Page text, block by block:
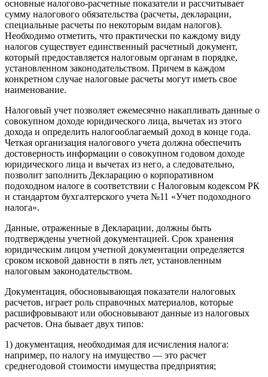
основные налогово-расчетные показатели и рассчитывает
сумму налогового обязательства (расчеты, декларации,
специальные расчеты по некоторым видам налогов).
Необходимо отметить, что практически по каждому виду
налогов существует единственный расчетный документ,
который предоставляется налоговым органам в порядке,
установленном законодательством. Причем в каждом
конкретном случае налоговые расчеты могут иметь свое
наименование.
Налоговый учет позволяет ежемесячно накапливать данные о
совокупном доходе юридического лица, вычетах из этого
дохода и определить налогооблагаемый доход в конце года.
Четкая организация налогового учета должна обеспечить
достоверность информации о совокупном годовом доходе
юридического лица и вычетах из него, а следовательно,
позволит заполнить Декларацию о корпоративном
подоходном налоге в соответствии с Налоговым кодексом РК
и стандартом бухгалтерского учета №11 «Учет подоходного
налога».
Данные, отраженные в Декларации, должны быть
подтверждены учетной документацией. Срок хранения
юридическим лицом учетной документации определяется
сроком исковой давности в пять лет, установленным
налоговым законодательством.
Документация, обосновывающая показатели налоговых
расчетов, играет роль справочных материалов, которые
расшифровывают или обосновывают данные из налоговых
расчетов. Она бывает двух типов:
1) документация, необходимая для исчисления налога:
например, по налогу на имущество — это расчет
среднегодовой стоимости имущества предприятия;